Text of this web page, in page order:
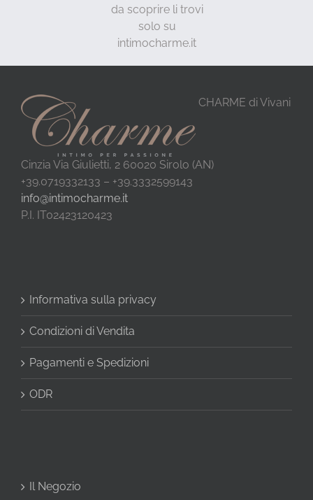
da scoprire li trovi
solo su
intimocharme.it
CHARME di Vivani
Cinzia Via Giulietti, 2 60020 Sirolo (AN)
+39.0719332133 – +39.3332599143
info@intimocharme.it
P.I. IT02423120423
Informativa sulla privacy
Condizioni di Vendita
Pagamenti e Spedizioni
ODR
Il Negozio